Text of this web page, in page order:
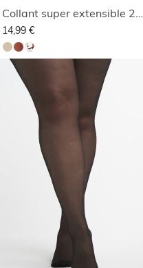
Collant super extensible 20 deniers
14,99 €